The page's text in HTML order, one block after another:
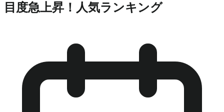
目度急上昇！人気ランキング